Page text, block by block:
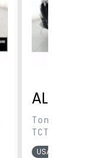
ALFA
Tonale 1.5
TCT7
USATO